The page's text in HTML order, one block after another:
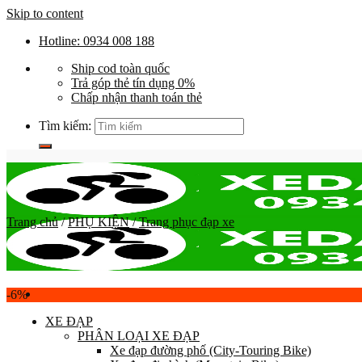
Skip to content
Hotline: 0934 008 188
Ship cod toàn quốc
Trả góp thẻ tín dụng 0%
Chấp nhận thanh toán thẻ
Tìm kiếm:
XE ĐẠP
PHÂN LOẠI XE ĐẠP
Xe đạp đường phố (City-Touring Bike)
Trang chủ / PHỤ KIỆN / Trang phục đạp xe
-6%